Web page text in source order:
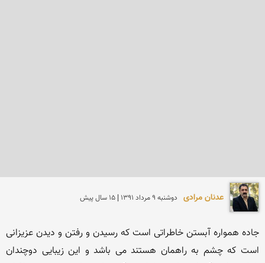
عدنان مرادی دوشنبه 9 مرداد 1391 | 15 سال پیش